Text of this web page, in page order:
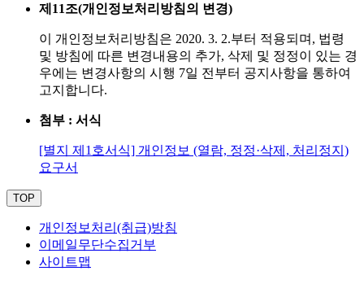
제11조(개인정보처리방침의 변경)
이 개인정보처리방침은 2020. 3. 2.부터 적용되며, 법령
및 방침에 따른 변경내용의 추가, 삭제 및 정정이 있는 경
우에는 변경사항의 시행 7일 전부터 공지사항을 통하여
고지합니다.
첨부 : 서식
[별지 제1호서식] 개인정보 (열람, 정정·삭제, 처리정지)
요구서
TOP
개인정보처리(취급)방침
이메일무단수집거부
사이트맵